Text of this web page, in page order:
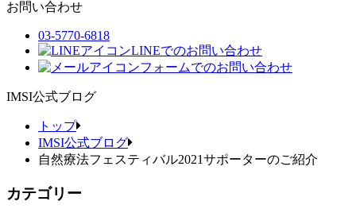
お問い合わせ
03-5770-6818
LINEでのお問い合わせ
フォームでのお問い合わせ
IMSI公式ブログ
トップ
IMSI公式ブログ
自然療法フェスティバル2021サポーターのご紹介
カテゴリー